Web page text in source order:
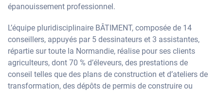
épanouissement professionnel.
L’équipe pluridisciplinaire BÂTIMENT, composée de 14
conseillers, appuyés par 5 dessinateurs et 3 assistantes,
répartie sur toute la Normandie, réalise pour ses clients
agriculteurs, dont 70 % d’éleveurs, des prestations de
conseil telles que des plans de construction et d’ateliers de
transformation, des dépôts de permis de construire ou